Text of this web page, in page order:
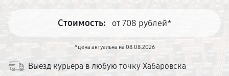
Стоимость: от 708 рублей*
*цена актуальна на 08.08.2026
Выезд курьера в любую точку Хабаровска